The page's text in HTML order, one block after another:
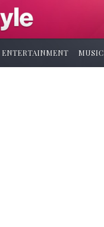
ENTERTAINMENT MUSIC